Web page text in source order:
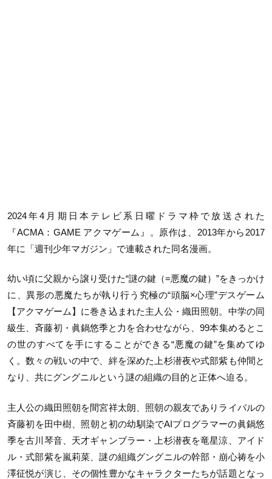
2024年4月期日本テレビ系日曜ドラマ枠で放送された
『ACMA：GAME アクマゲーム』。原作は、2013年から2017
年に「週刊少年マガジン」で連載された同名漫画。
幼い頃に父親から譲り受けた“謎の鍵（=悪魔の鍵）”をきっかけ
に、異形の悪魔たちが執り行う究極の“頭脳×心理”デスゲーム
【アクマゲーム】に巻き込まれた主人公・織田照朝。中学の同
級生、斉藤初・眞鍋悠季と力を合わせながら、99本集めるとこ
の世のすべてを手にすることができる“悪魔の鍵”を集めてゆ
く。数々の戦いの中で、絆を深めた上杉潜夜や式部紫も仲間と
なり、共にグングニルという謎の組織の目的と正体へ迫る。
主人公の織田照朝を間宮祥太朗、照朝の親友でありライバルの
斉藤初を田中樹、照朝と初の幼馴染でAIプログラマーの眞鍋悠
季を古川琴音、天才ギャンブラー・上杉潜夜を竜星涼、アイド
ル・式部紫を嵐莉菜、謎の組織グングニルの幹部・崩心祷を小
澤征悦が演じ、その個性豊かなキャラクターたちが話題となっ